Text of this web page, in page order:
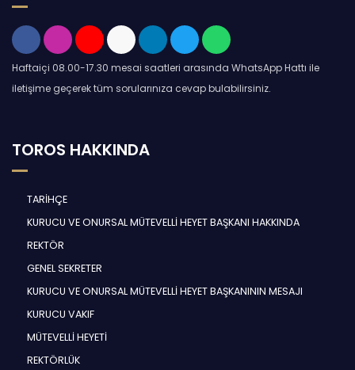
Haftaiçi 08.00-17.30 mesai saatleri arasında WhatsApp Hattı ile
iletişime geçerek tüm sorularınıza cevap bulabilirsiniz.
TOROS HAKKINDA
TARİHÇE
KURUCU VE ONURSAL MÜTEVELLİ HEYET BAŞKANI HAKKINDA
REKTÖR
GENEL SEKRETER
KURUCU VE ONURSAL MÜTEVELLİ HEYET BAŞKANININ MESAJI
KURUCU VAKIF
MÜTEVELLİ HEYETİ
REKTÖRLÜK